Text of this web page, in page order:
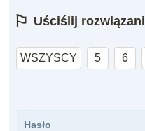
⚐ Uściślij
WSZYSCY 5 6
Hasło